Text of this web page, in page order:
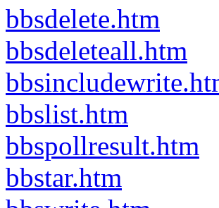
bbsdelete.htm
bbsdeleteall.htm
bbslist.htm
bbspollresult.htm
bbstar.htm